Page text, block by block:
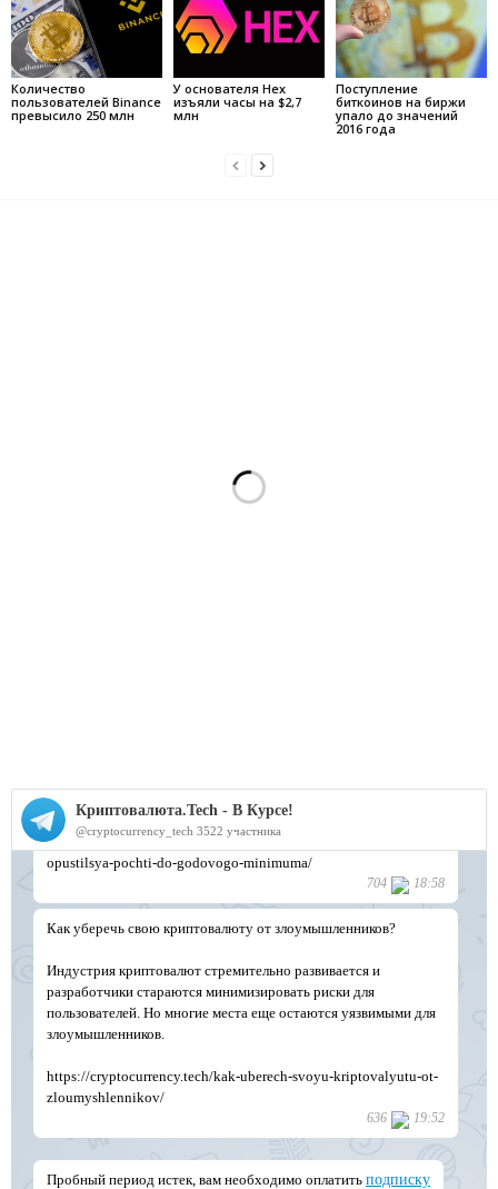
Количество
пользователей Binance
превысило 250 млн
У основателя Hex
изъяли часы на $2,7
млн
Поступление
биткоинов на биржи
упало до значений
2016 года